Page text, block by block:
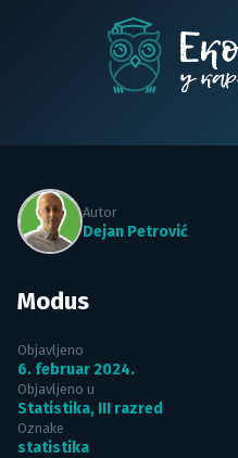
Autor
Dejan Petrović
Modus
Objavljeno
6. februar 2024.
Objavljeno u
Statistika, III razred
Oznake
statistika